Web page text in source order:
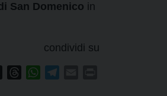
San Domenico in
condividi su
ThreadsWhatsApp